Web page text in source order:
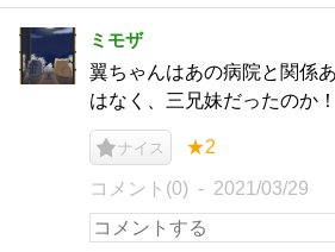
ミモザ
翼ちゃんはあの病院と関係
はなく、三兄妹だったのか！
ナイス ★2
コメント(0) 2021/03/29